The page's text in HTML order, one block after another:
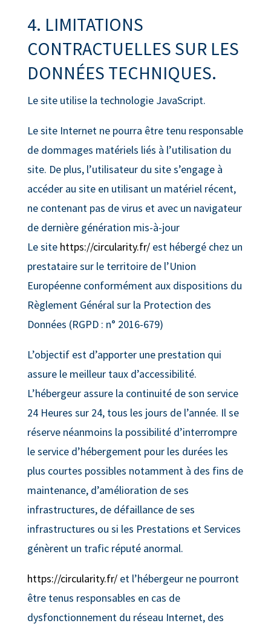
4. LIMITATIONS
CONTRACTUELLES SUR LES
DONNÉES TECHNIQUES.
Le site utilise la technologie JavaScript.
Le site Internet ne pourra être tenu responsable
de dommages matériels liés à l’utilisation du
site. De plus, l’utilisateur du site s’engage à
accéder au site en utilisant un matériel récent,
ne contenant pas de virus et avec un navigateur
de dernière génération mis-à-jour
Le site https://circularity.fr/est hébergé chez un
prestataire sur le territoire de l’Union
Européenne conformément aux dispositions du
Règlement Général sur la Protection des
Données (RGPD : n° 2016-679)
L’objectif est d’apporter une prestation qui
assure le meilleur taux d’accessibilité.
L’hébergeur assure la continuité de son service
24 Heures sur 24, tous les jours de l’année. Il se
réserve néanmoins la possibilité d’interrompre
le service d’hébergement pour les durées les
plus courtes possibles notamment à des fins de
maintenance, d’amélioration de ses
infrastructures, de défaillance de ses
infrastructures ou si les Prestations et Services
génèrent un trafic réputé anormal.
https://circularity.fr/et l’hébergeur ne pourront
être tenus responsables en cas de
dysfonctionnement du réseau Internet, des